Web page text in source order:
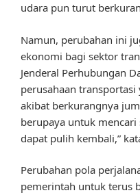
udara pun turut
Namun, perubahan ini
ekonomi bagi sektor
Jenderal Perhubungan
perusahaan
akibat berkurangnya
berupaya untuk
dapat pulih kembali,”
Perubahan pola
pemerintah untuk terus